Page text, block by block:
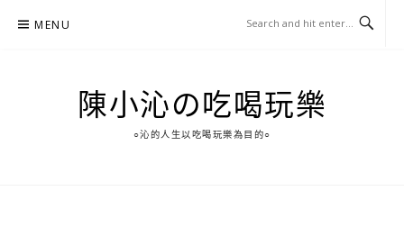
MENU
陳小沁の吃喝玩樂
○沁的人生以吃喝玩樂為目的○